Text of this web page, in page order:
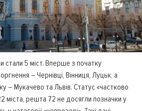
стали 5 міст. Вперше з початку
– Чернівці, Вінниця, Луцьк, а
– Мукачево та Львів. Статус «частково
міста, решта 72 не досягли позначки у